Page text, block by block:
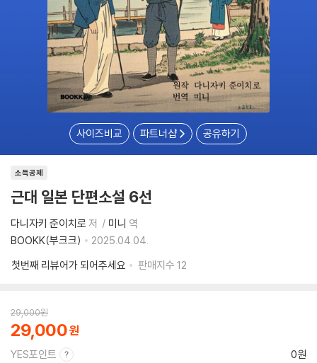
사이즈비교 파트너샵 공유하기
소득공제
근대 일본 단편소설 6선
다니자키 준이치로 저 미니 역
BOOKK(부크크)
2025.04.04.
첫번째 리뷰어가 되어주세요
판매지수 12
29,000원
29,000
YES포인트 0원